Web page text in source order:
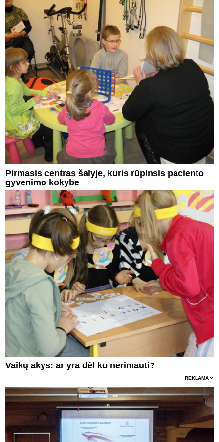
Pirmasis centras šalyje, kuris rūpinsis paciento
gyvenimo kokybe
Vaikų akys: ar yra dėl ko nerimauti?
REKLAMA